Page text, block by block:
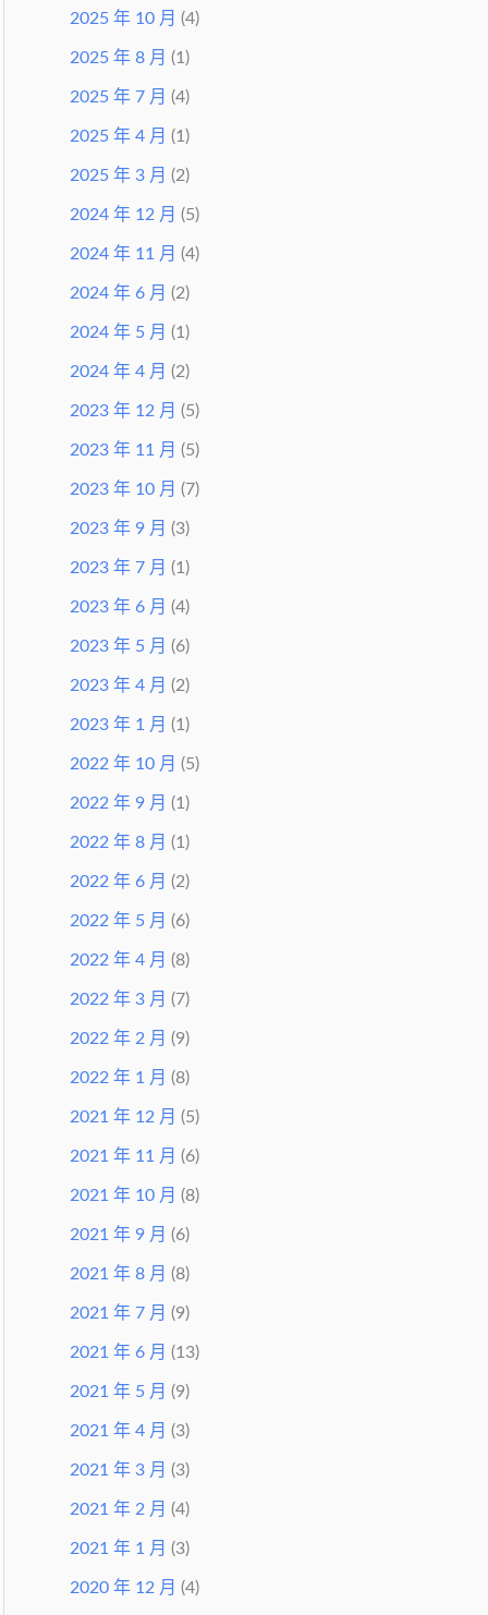
2025 年 10 月 (4)
2025 年 8 月 (1)
2025 年 7 月 (4)
2025 年 4 月 (1)
2025 年 3 月 (2)
2024 年 12 月 (5)
2024 年 11 月 (4)
2024 年 6 月 (2)
2024 年 5 月 (1)
2024 年 4 月 (2)
2023 年 12 月 (5)
2023 年 11 月 (5)
2023 年 10 月 (7)
2023 年 9 月 (3)
2023 年 7 月 (1)
2023 年 6 月 (4)
2023 年 5 月 (6)
2023 年 4 月 (2)
2023 年 1 月 (1)
2022 年 10 月 (5)
2022 年 9 月 (1)
2022 年 8 月 (1)
2022 年 6 月 (2)
2022 年 5 月 (6)
2022 年 4 月 (8)
2022 年 3 月 (7)
2022 年 2 月 (9)
2022 年 1 月 (8)
2021 年 12 月 (5)
2021 年 11 月 (6)
2021 年 10 月 (8)
2021 年 9 月 (6)
2021 年 8 月 (8)
2021 年 7 月 (9)
2021 年 6 月 (13)
2021 年 5 月 (9)
2021 年 4 月 (3)
2021 年 3 月 (3)
2021 年 2 月 (4)
2021 年 1 月 (3)
2020 年 12 月 (4)